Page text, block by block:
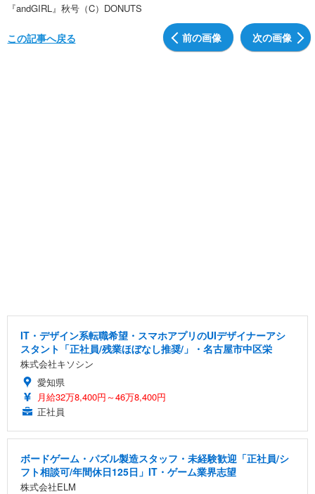
『andGIRL』秋号（C）DONUTS
前の画像 次の画像
この記事へ戻る
IT・デザイン系転職希望・スマホアプリのUIデザイナーアシ
スタント「正社員/残業ほぼなし推奨/」・名古屋市中区栄
株式会社キソシン
愛知県
月給32万8,400円～46万8,400円
正社員
ボードゲーム・パズル製造スタッフ・未経験歓迎「正社員/シ
フト相談可/年間休日125日」IT・ゲーム業界志望
株式会社ELM